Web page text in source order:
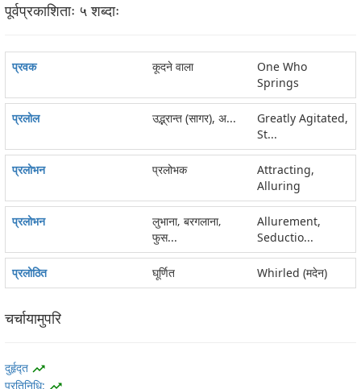
पूर्वप्रकाशिताः ५ शब्‍दाः
प्रवक कूदने वाला
One Who
Springs
प्रलोल उद्भ्रान्त (सागर), अ...
Greatly Agitated,
St...
प्रलोभन प्रलोभक
Attracting,
Alluring
प्रलोभन
लुभाना‚ बरगलाना‚
फुस...
Allurement,
Seductio...
प्रलोठित घूर्णित Whirled (मदेन)
चर्चायामुपरि
दुर्हृद्त trending_up
प्रतिनिधि: